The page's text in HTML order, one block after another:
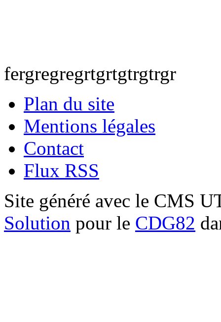
fergregregrtgrtgtrgtrgr
Plan du site
Mentions légales
Contact
Flux RSS
Site généré avec le CMS
Solution pour le CDG82